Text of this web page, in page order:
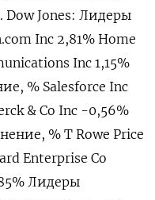
Dow Jones: Лидеры
Inc 2,81% Home
Inc 1,15%
% Salesforce Inc
& Co Inc -0,56%
% T Rowe Price
Enterprise Co
Лидеры